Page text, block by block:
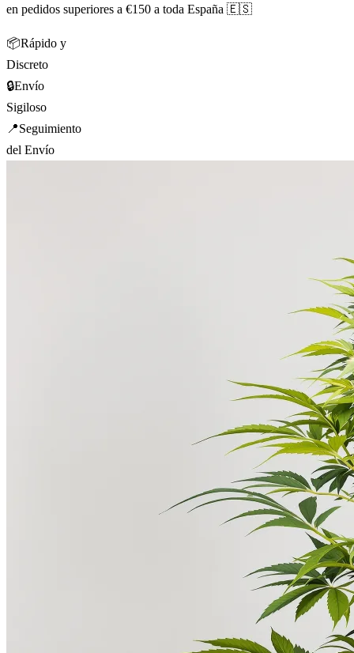
en pedidos superiores a €150 a toda España 🇪🇸
📦Rápido y
Discreto
🔒Envío
Sigiloso
📍Seguimiento
del Envío